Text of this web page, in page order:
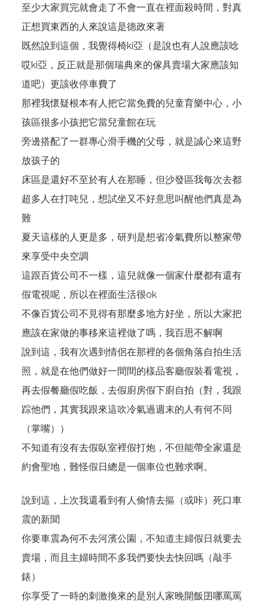
至少大家買完就會走了不會一直在裡面殺時間，對真
正想買東西的人來說這是德政來著
既然說到這個，我覺得椅ki亞（是說也有人說應該唸
哎ki亞，反正就是那個瑞典來的傢具賣場大家應該知
道吧）更該收停車費了
那裡我懷疑根本有人把它當免費的兒童育樂中心，小
孩區很多小孩把它當兒童館在玩
旁邊搭配了一群專心滑手機的父母，就是誠心來這野
放孩子的
床區是還好不至於有人在那睡，但沙發區我每次去都
超多人在打吨兒，想試坐又不好意思叫醒他們真是為
難
夏天這樣的人更是多，研判是想省冷氣費所以整家帶
來享受中央空調
這跟百貨公司不一樣，這兒就像一個家什麼都有還有
假電視呢，所以在裡面生活很ok
不像百貨公司不見得有那麼多地方好坐，所以大家把
應該在家做的事移來這裡做了嗎，我百思不解啊
說到這，我有次遇到情侶在那裡的各個角落自拍生活
照，就是在他們做好一間間的樣品客廳假裝看電視，
再去假餐廳假吃飯，去假廚房假下廚自拍（對，我跟
踪他們，其實我跟來這吹冷氣過週末的人有何不同
（掌嘴））
不知道有沒有去假臥室裡假打炮，不但能帶全家還是
約會聖地，難怪假日總是一個車位也難求啊。
說到這，上次我還看到有人偷情去摳（或咔）死口車
震的新聞
你要車震為何不去河濱公園，不知道主婦假日就要去
賣場，而且主婦時間不多我們要快去快回嗎（敲手
錶）
你享受了一時的刺激換來的是別人家晚開飯囝哪罵罵